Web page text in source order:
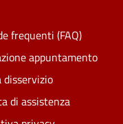
frequenti (FAQ)
appuntamento
disservizio
di assistenza